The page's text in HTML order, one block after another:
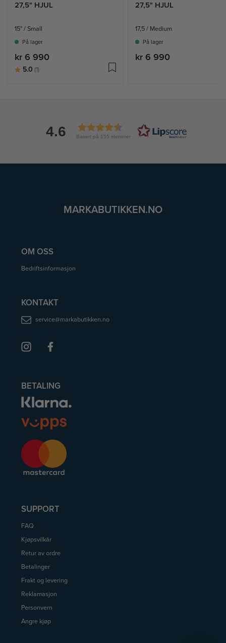
27,5" HJUL
15" / Small
På lager
kr 6 990
Karakter:
5.0 (1)av 5 mulige
27,5" HJUL
17,5 / Medium
På lager
kr 6 990
4.6 Basert på 155 stemmer
MARKABUTIKKEN.NO
OM OSS
Bedriftsinformasjon
KONTAKT
service@markabutikken.no
BETALING
SUPPORT
FAQ
Kjøpsvilkår
Retur av ordre
Betalinger
Frakt og levering
Reklamasjon
Personvern
Angre kjøp